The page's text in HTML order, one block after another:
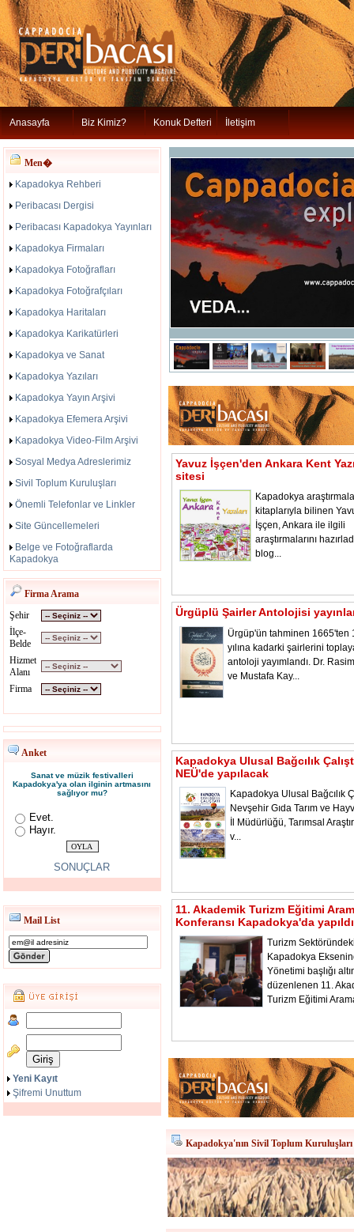
Anasayfa Biz Kimiz? Konuk Defteri İletişim
Men�
Kapadokya Rehberi
Peribacası Dergisi
Peribacası Kapadokya Yayınları
Kapadokya Firmaları
Kapadokya Fotoğrafları
Kapadokya Fotoğrafçıları
Kapadokya Haritaları
Kapadokya Karikatürleri
Kapadokya ve Sanat
Kapadokya Yazıları
Kapadokya Yayın Arşivi
Kapadokya Efemera Arşivi
Kapadokya Video-Film Arşivi
Sosyal Medya Adreslerimiz
Sivil Toplum Kuruluşları
Önemli Telefonlar ve Linkler
Site Güncellemeleri
Belge ve Fotoğraflarda
Kapadokya
Firma Arama
Şehir
İlçe-
Belde
Hizmet
Alanı
Firma
Anket
Sanat ve müzik festivalleri
Kapadokya'ya olan ilginin artmasını
sağlıyor mu?
Evet.
Hayır.
SONUÇLAR
Mail List
Yeni Kayıt
Şifremi Unuttum
Yavuz İşçen'den Ankara Kent
sitesi
Kapadokya
kitaplarıyla bilinen
İşçen, Ankara ile ilgili
araştırmalarını
blog...
Ürgüplü Şairler Antolojisi
Ürgüp'ün tahminen 1665'ten
yılına kadarki şairlerini
antoloji yayımlandı. Dr.
ve Mustafa Kay...
Kapadokya Ulusal Bağcılık
NEÜ'de yapılacak
Kapadokya Ulusal Bağcılık
Nevşehir Gıda Tarım ve
İl Müdürlüğü, Tarımsal
v...
11. Akademik Turizm Eğitimi
Konferansı Kapadokya'da yapıldı
Turizm
Kapadokya
Yönetimi başlığı
düzenlenen 11.
Turizm Eğitimi
Kapadokya'nın Sivil Toplum Kuruluşları